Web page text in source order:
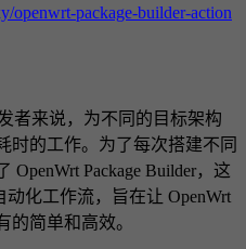
openwrt-package-builder-action
者来说，为不同的目标架构
时的工作。为了每次搭建不同
Package Builder，这
动化工作流，旨在让 OpenWrt
的简单和高效。